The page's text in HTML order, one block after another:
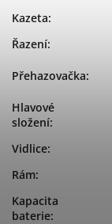
Kazeta:
Řazení:
Přehazovačka:
Hlavové
složení:
Vidlice:
Rám:
Kapacita
baterie: